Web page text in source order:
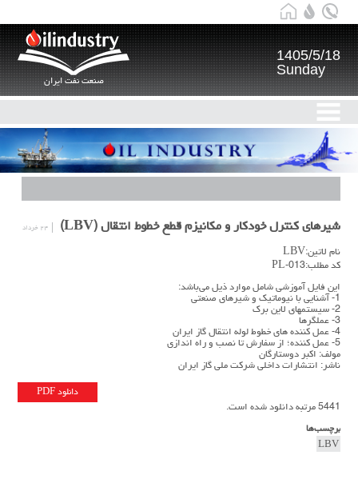
صنعت نفت ایران
1405/5/18
Sunday
شیرهای کنترل خودکار و مکانیزم قطع خطوط انتقال (LBV) ۲۴ خرداد
نام لاتین:LBV
کد مطلب:PL-013
این فایل آموزشی شامل موارد ذیل می‌باشد:
1- آشنايي با نيوماتيك و شيرهاي صنعتي
2- سيستمهاي لاين برك
3- عملگرها
4- عمل كننده هاي خطوط لوله انتقال گاز ايران
5- عمل كننده؛ از سفارش تا نصب و راه اندازي
مولف: اکبر دوستارگان
ناشر: انتشارات داخلی شرکت ملی گاز ایران
دانلود PDF
5441 مرتبه دانلود شده است.
برچسب‌ها
LBV